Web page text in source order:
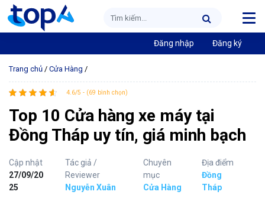
Đăng nhập Đăng ký
Trang chủ / Cửa Hàng /
4.6/5 - (69 bình chọn)
Top 10 Cửa hàng xe máy tại
Đồng Tháp uy tín, giá minh bạch
Cập nhật
27/09/20
25
Tác giả /
Reviewer
Nguyễn Xuân
Chuyên
mục
Cửa Hàng
Địa điểm
Đồng
Tháp